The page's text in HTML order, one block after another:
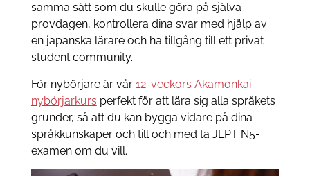
samma sätt som du skulle göra på själva
provdagen, kontrollera dina svar med hjälp av
en japanska lärare och ha tillgång till ett privat
student community.
För nybörjare är vår 12-veckors Akamonkai
nybörjarkurs perfekt för att lära sig alla språkets
grunder, så att du kan bygga vidare på dina
språkkunskaper och till och med ta JLPT N5-
examen om du vill.